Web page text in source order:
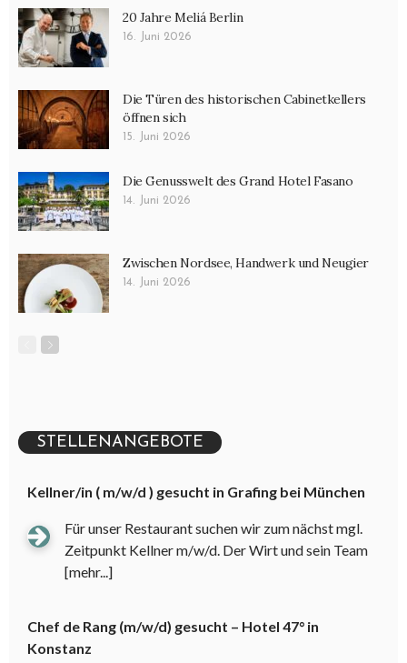
20 Jahre Meliá Berlin
16. Juni 2026
Die Türen des historischen Cabinetkellers
öffnen sich
15. Juni 2026
Die Genusswelt des Grand Hotel Fasano
14. Juni 2026
Zwischen Nordsee, Handwerk und Neugier
14. Juni 2026
STELLENANGEBOTE
Kellner/in ( m/w/d ) gesucht in Grafing bei München
Für unser Restaurant suchen wir zum nächst mgl.
Zeitpunkt Kellner m/w/d. Der Wirt und sein Team
[mehr...]
Chef de Rang (m/w/d) gesucht – Hotel 47° in
Konstanz